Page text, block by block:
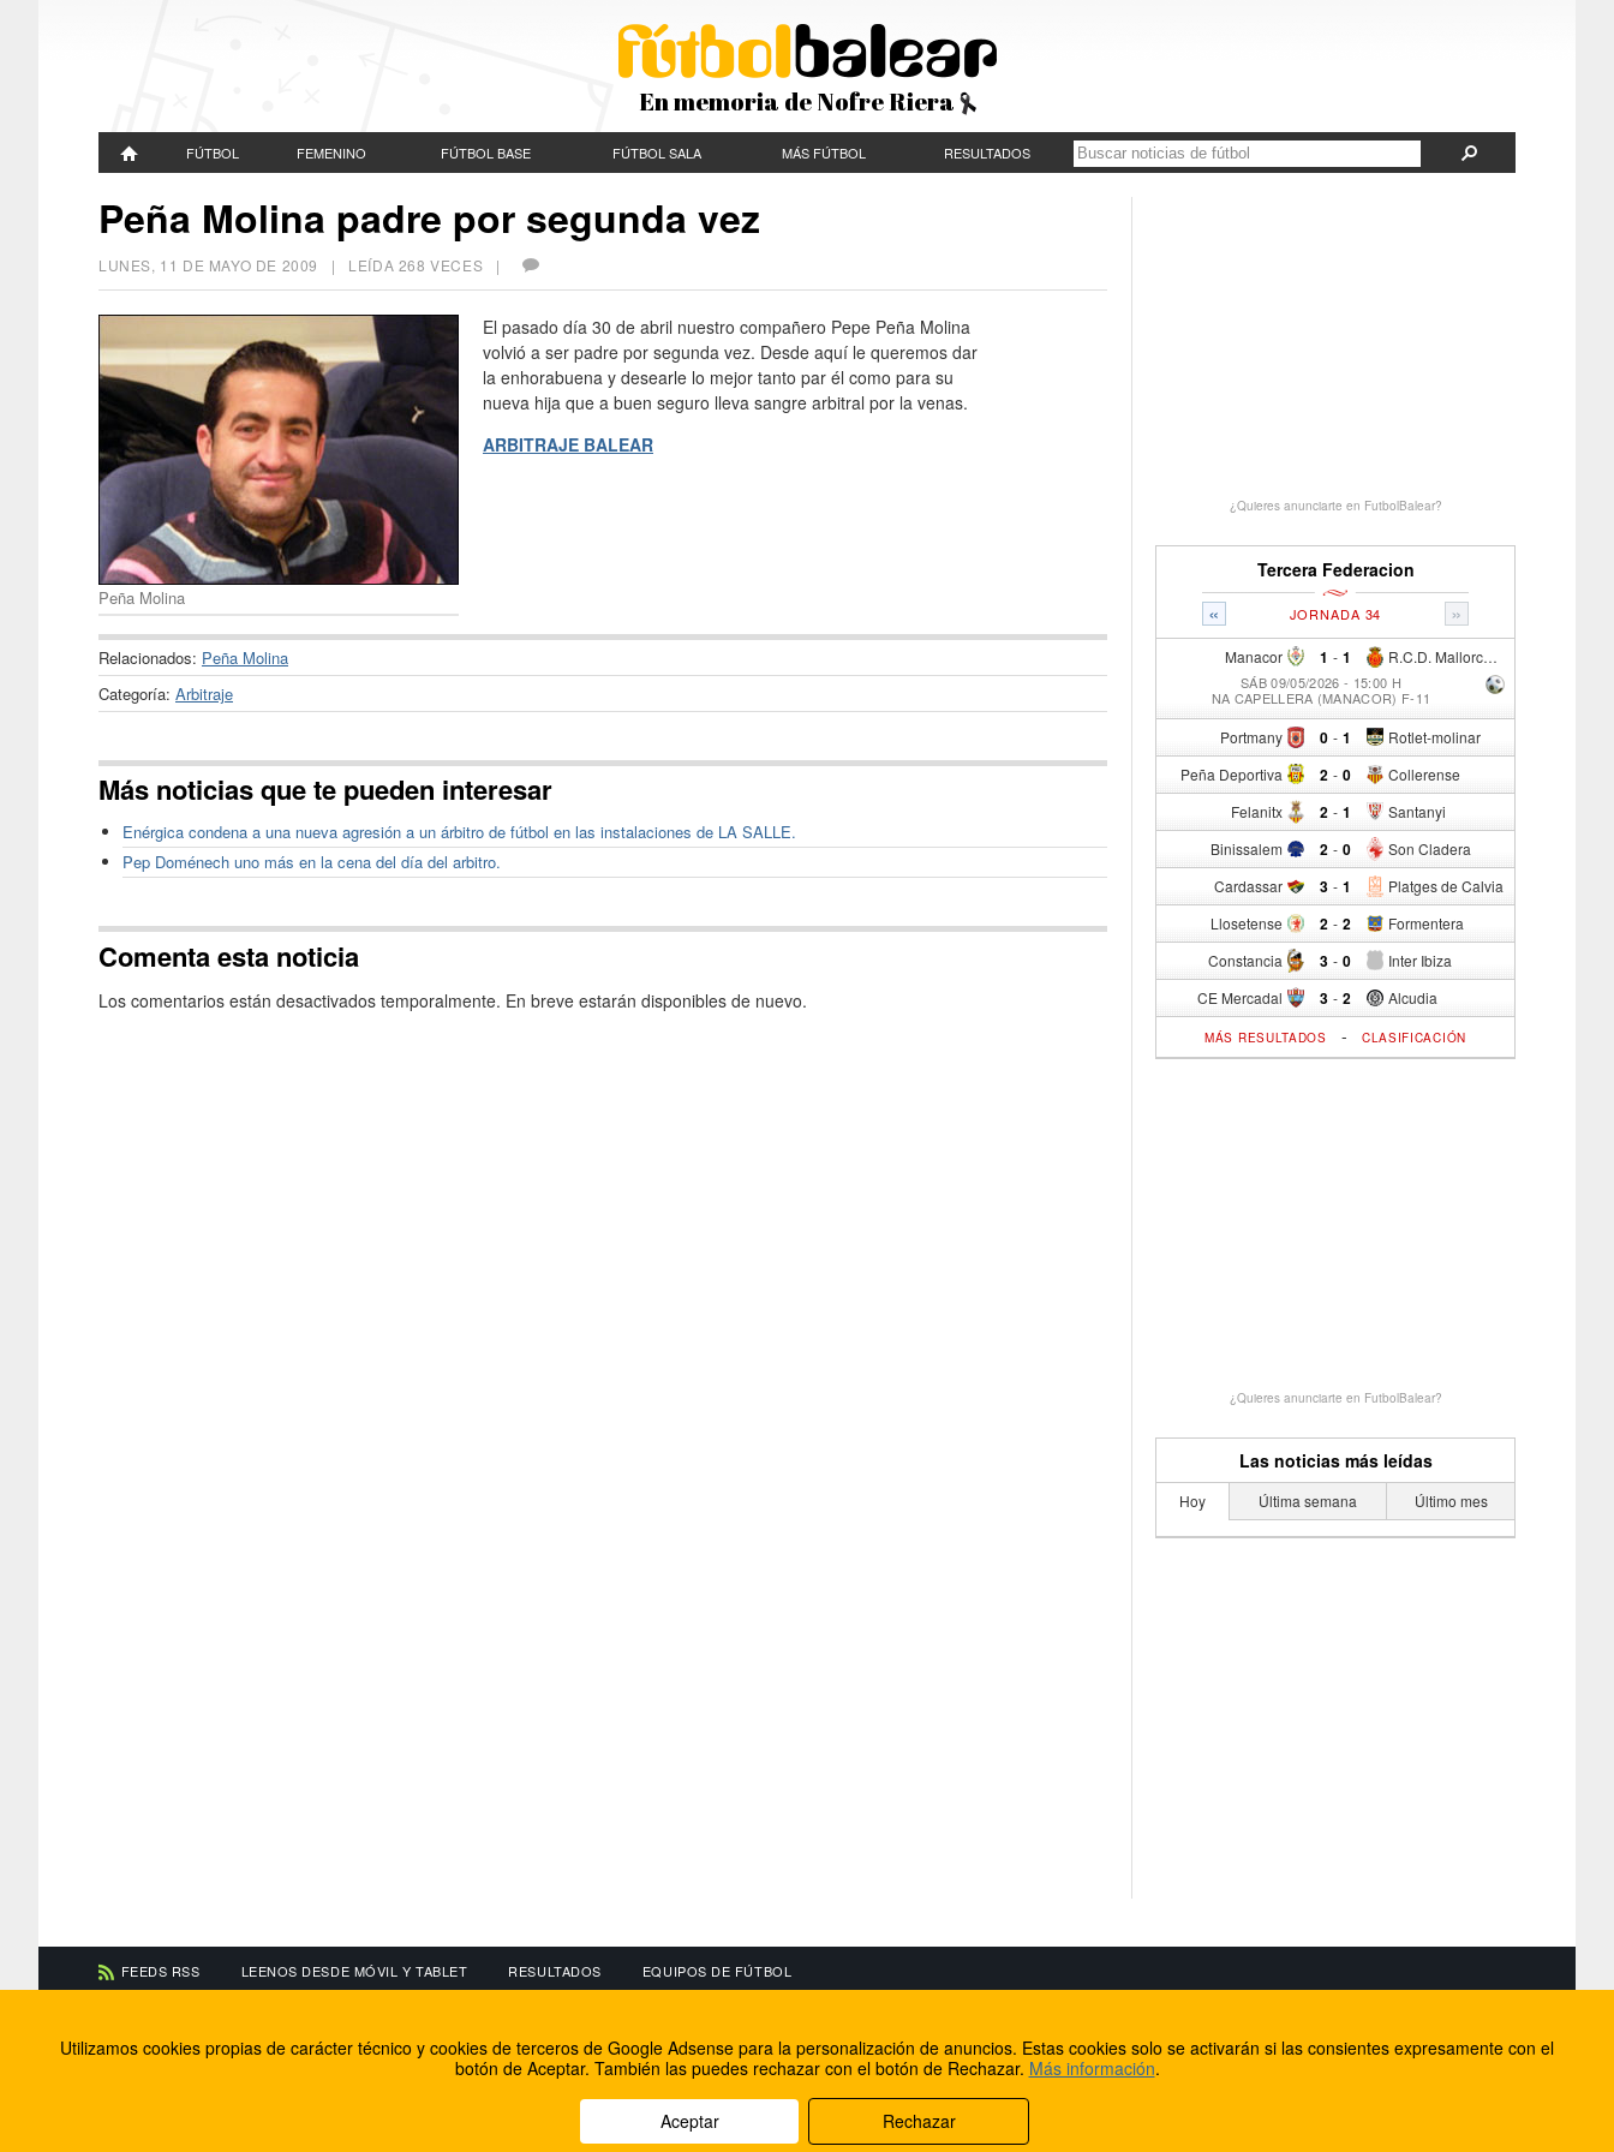
En memoria de Nofre Riera
FÚTBOL FEMENINO FÚTBOL BASE FÚTBOL SALA MÁS FÚTBOL RESULTADOS
Peña Molina padre por segunda vez
LUNES, 11 DE MAYO DE 2009 | LEÍDA 268 VECES |
Peña Molina
El pasado día 30 de abril nuestro compañero Pepe Peña Molina
volvió a ser padre por segunda vez. Desde aquí le queremos dar
la enhorabuena y desearle lo mejor tanto par él como para su
nueva hija que a buen seguro lleva sangre arbitral por la venas.
ARBITRAJE BALEAR
Relacionados: Peña Molina
Categoría: Arbitraje
Más noticias que te pueden interesar
Enérgica condena a una nueva agresión a un árbitro de fútbol en las instalaciones de LA SALLE.
Pep Doménech uno más en la cena del día del arbitro.
Comenta esta noticia
Los comentarios están desactivados temporalmente. En breve estarán disponibles de nuevo.
¿Quieres anunciarte en FutbolBalear?
Tercera Federacion
« »
JORNADA 34
Manacor 1 - R.C.D. Mallorca Sad "B"
1
SÁB 09/05/2026 - 15:00 H
NA CAPELLERA (MANACOR) F-11
Portmany 0 - Rotlet-molinar
1
Peña Deportiva 2 - Collerense
0
Felanitx 2 - Santanyi
1
Binissalem 2 - Son Cladera
0
Cardassar 3 - Platges de Calvia
1
Llosetense 2 - Formentera
2
Constancia 3 - Inter Ibiza
0
CE Mercadal 3 - Alcudia
2
MÁS RESULTADOS - CLASIFICACIÓN
¿Quieres anunciarte en FutbolBalear?
Las noticias más leídas
Hoy Última semana Último mes
FEEDS RSS LEENOS DESDE MÓVIL Y TABLET RESULTADOS EQUIPOS DE FÚTBOL
Información de contacto
El equipo de FútbolBalear
Soluciones Corporativas IP
Facebook
Twitter
Internet Rural Mallorca
Registro de dominios
Utilizamos cookies propias de carácter técnico y cookies de terceros de Google Adsense para la personalización de anuncios. Estas cookies solo se activarán si las consientes expresamente con el
botón de Aceptar. También las puedes rechazar con el botón de Rechazar. Más información.
Aceptar Rechazar